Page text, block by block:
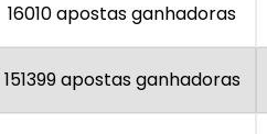
16010 apostas ganhadoras
151399 apostas ganhadoras